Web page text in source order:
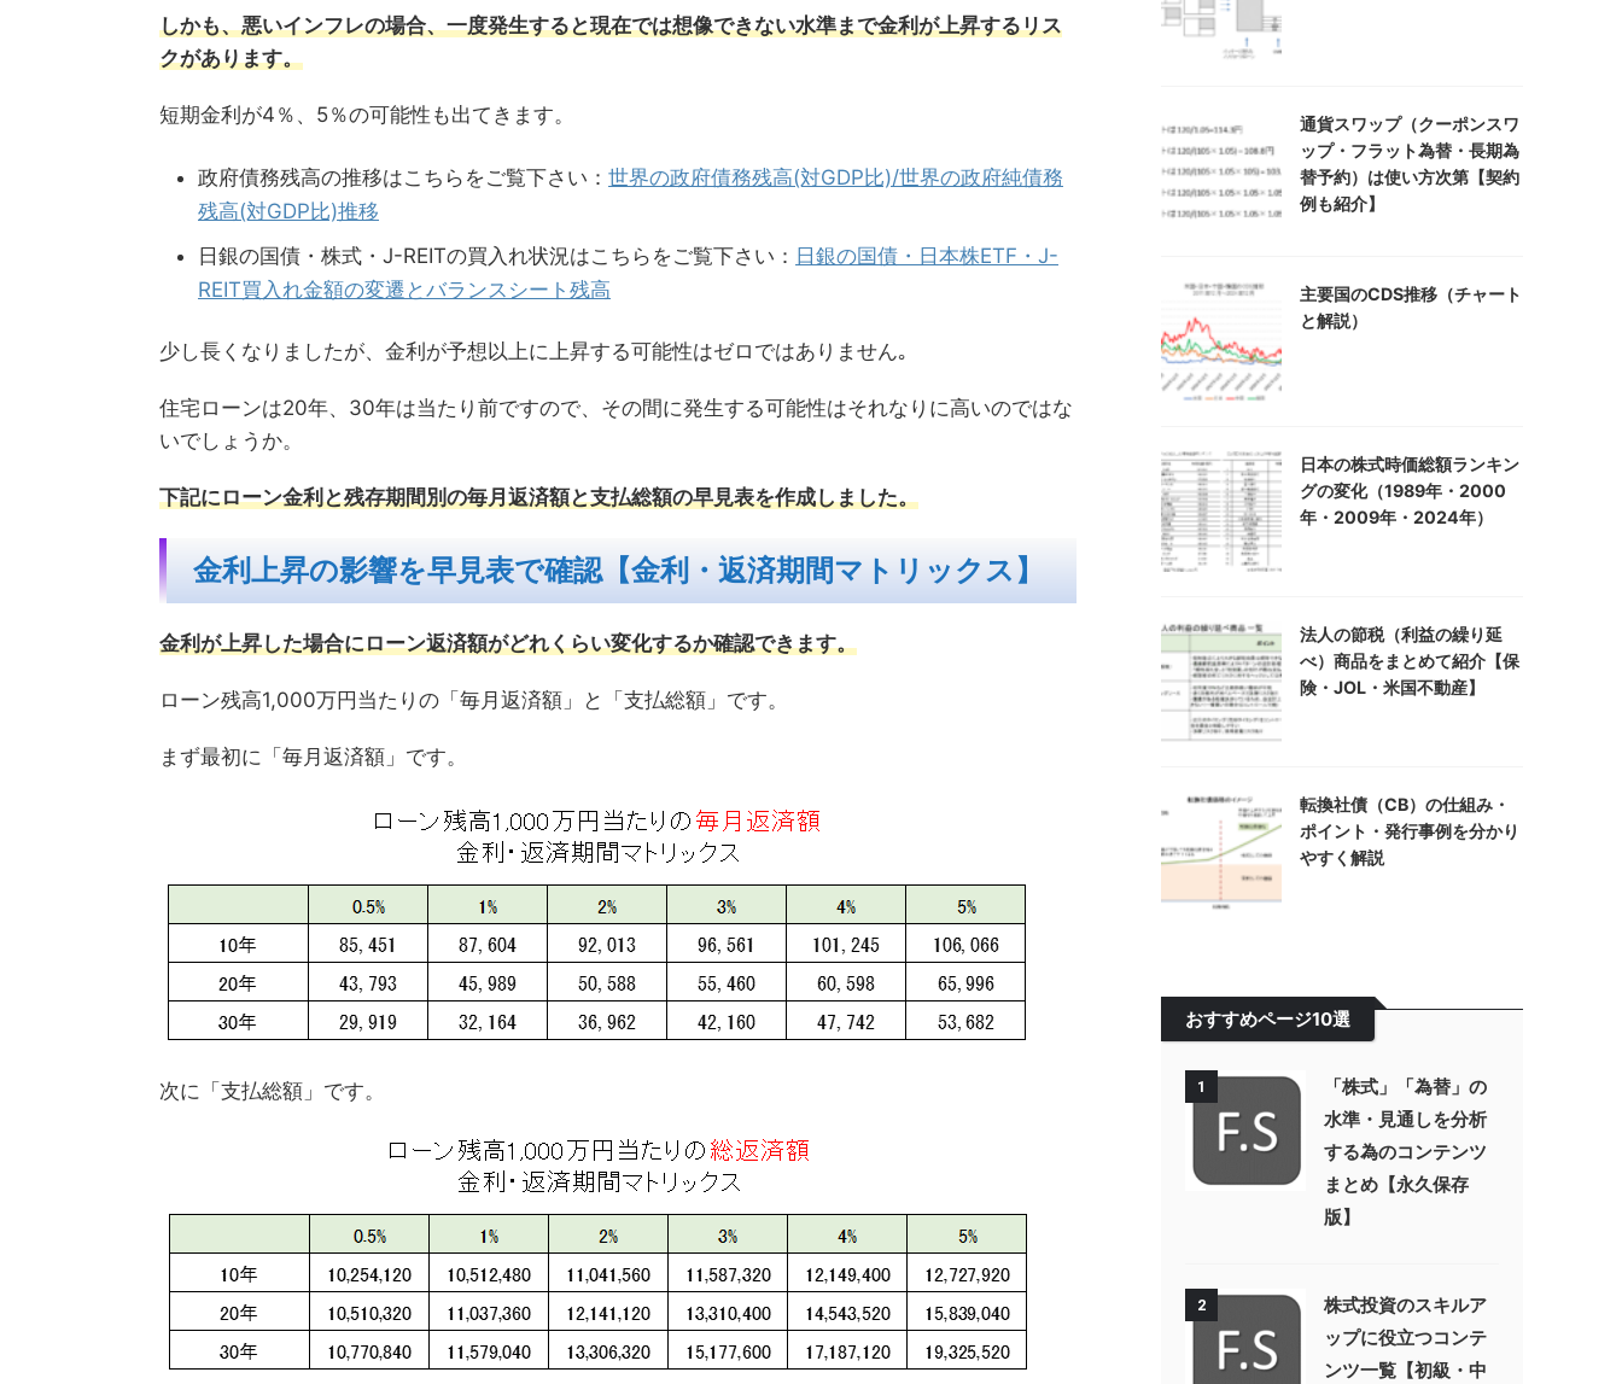
しかも、悪いインフレの場合、一度発生すると現在では想像できない水準まで金利が上昇するリス
クがあります。
短期金利が4％、5％の可能性も出てきます。
政府債務残高の推移はこちらをご覧下さい： 世界の政府債務残高(対GDP比)/世界の政府純債務
残高(対GDP比)推移
日銀の国債・株式・J-REITの買入れ状況はこちらをご覧下さい： 日銀の国債・日本株ETF・J-
REIT買入れ金額の変遷とバランスシート残高
少し長くなりましたが、金利が予想以上に上昇する可能性はゼロではありません｡
住宅ローンは20年、30年は当たり前ですので、その間に発生する可能性はそれなりに高いのではな
いでしょうか。
下記にローン金利と残存期間別の毎月返済額と支払総額の早見表を作成しました。
金利上昇の影響を早見表で確認【金利・返済期間マトリックス】
金利が上昇した場合にローン返済額がどれくらい変化するか確認できます。
ローン残高1,000万円当たりの「毎月返済額」と「支払総額」です。
まず最初に「毎月返済額」です。
次に「支払総額」です。
通貨スワップ（クーポンスワ
ップ・フラット為替・長期為
替予約）は使い方次第【契約
例も紹介】
主要国のCDS推移（チャート
と解説）
日本の株式時価総額ランキン
グの変化（1989年・2000
年・2009年・2024年）
法人の節税（利益の繰り延
べ）商品をまとめて紹介【保
険・JOL・米国不動産】
転換社債（CB）の仕組み・
ポイント・発行事例を分かり
やすく解説
おすすめページ10選
1
「株式」「為替」の
水準・見通しを分析
する為のコンテンツ
まとめ【永久保存
版】
2
株式投資のスキルア
ップに役立つコンテ
ンツ一覧【初級・中